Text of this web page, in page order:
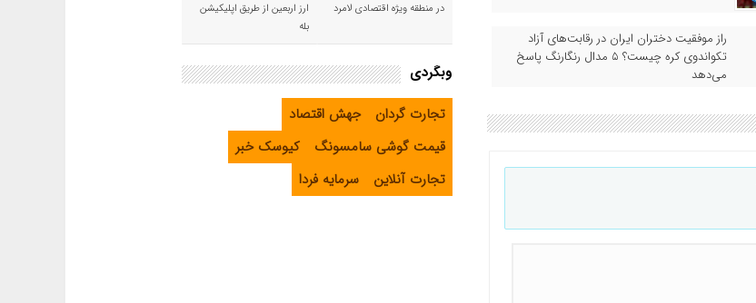
راز موفقیت دختران ایران در رقابت‌های آزاد
تکواندوی کره چیست؟ ۵ مدال رنگارنگ پاسخ
می‌دهد
در منطقه ویژه اقتصادی لامرد
ارز اربعین از طریق اپلیکیشن
بله
وبگردی
تجارت گردان
جهش اقتصاد
قیمت گوشی سامسونگ
کیوسک خبر
تجارت آنلاین
سرمایه فردا